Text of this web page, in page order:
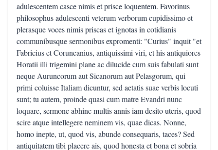
adulescentem casce nimis et prisce loquentem. Favorinus
philosophus adulescenti veterum verborum cupidissimo et
plerasque voces nimis priscas et ignotas in cotidianis
communibusque sermonibus expromenti: "Curius" inquit "et
Fabricius et Coruncanius, antiquissimi viri, et his antiquiores
Horatii illi trigemini plane ac dilucide cum suis fabulati sunt
neque Auruncorum aut Sicanorum aut Pelasgorum, qui
primi coluisse Italiam dicuntur, sed aetatis suae verbis locuti
sunt; tu autem, proinde quasi cum matre Evandri nunc
loquare, sermone abhinc multis annis iam desito uteris, quod
scire atque intellegere neminem vis, quae dicas. Nonne,
homo inepte, ut, quod vis, abunde consequaris, taces? Sed
antiquitatem tibi placere ais, quod honesta et bona et sobria